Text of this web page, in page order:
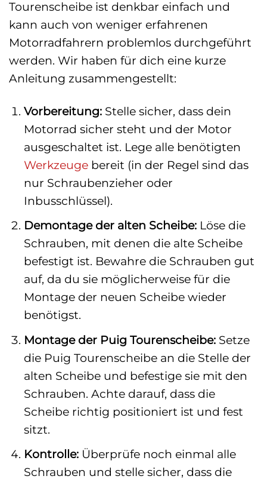
Tourenscheibe ist denkbar einfach und
kann auch von weniger erfahrenen
Motorradfahrern problemlos durchgeführt
werden. Wir haben für dich eine kurze
Anleitung zusammengestellt:
Vorbereitung:Stelle sicher, dass dein
Motorrad sicher steht und der Motor
ausgeschaltet ist. Lege alle benötigten
Werkzeugebereit (in der Regel sind das
nur Schraubenzieher oder
Inbusschlüssel).
Demontage der alten Scheibe:Löse die
Schrauben, mit denen die alte Scheibe
befestigt ist. Bewahre die Schrauben gut
auf, da du sie möglicherweise für die
Montage der neuen Scheibe wieder
benötigst.
Montage der Puig Tourenscheibe:Setze
die Puig Tourenscheibe an die Stelle der
alten Scheibe und befestige sie mit den
Schrauben. Achte darauf, dass die
Scheibe richtig positioniert ist und fest
sitzt.
Kontrolle:Überprüfe noch einmal alle
Schrauben und stelle sicher, dass die